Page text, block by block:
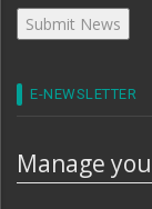
E-NEWSLETTER
Manage